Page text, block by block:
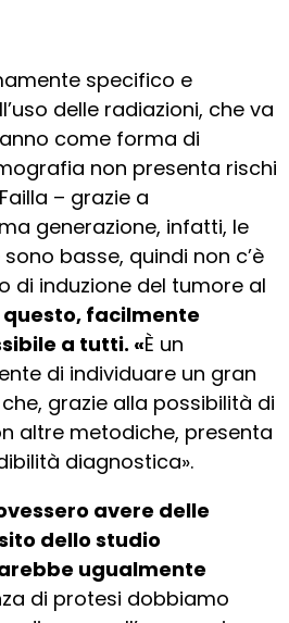
specifico e
delle radiazioni, che va
come forma di
non presenta rischi
– grazie a
generazione, infatti, le
basse, quindi non c’è
di induzione del tumore al
questo, facilmente
a tutti. «È un
di individuare un gran
grazie alla possibilità di
altre metodiche, presenta
diagnostica».
avere delle
dello studio
ugualmente
di protesi dobbiamo